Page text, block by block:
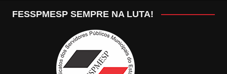
FESSPMESP SEMPRE NA LUTA!